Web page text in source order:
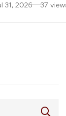
31, 2026 37